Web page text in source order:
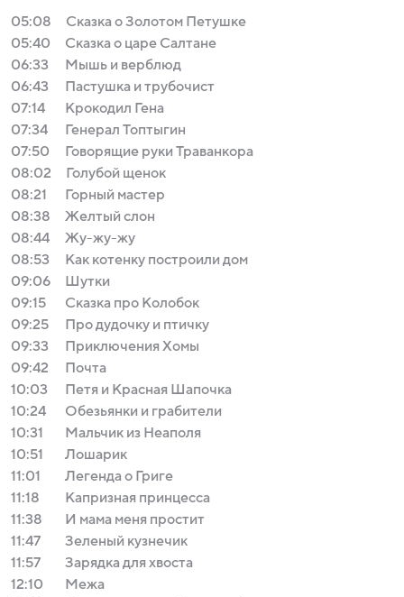
05:08
Сказка о Золотом Петушке
05:40
Сказка о царе Салтане
06:33
Мышь и верблюд
06:43
Пастушка и трубочист
07:14
Крокодил Гена
07:34
Генерал Топтыгин
07:50
Говорящие руки Траванкора
08:02
Голубой щенок
08:21
Горный мастер
08:38
Желтый слон
08:44
Жу-жу-жу
08:53
Как котенку построили дом
09:06
Шутки
09:15
Сказка про Колобок
09:25
Про дудочку и птичку
09:33
Приключения Хомы
09:42
Почта
10:03
Петя и Красная Шапочка
10:24
Обезьянки и грабители
10:31
Мальчик из Неаполя
10:51
Лошарик
11:01
Легенда о Григе
11:18
Капризная принцесса
11:38
И мама меня простит
11:47
Зеленый кузнечик
11:57
Зарядка для хвоста
12:10
Межа